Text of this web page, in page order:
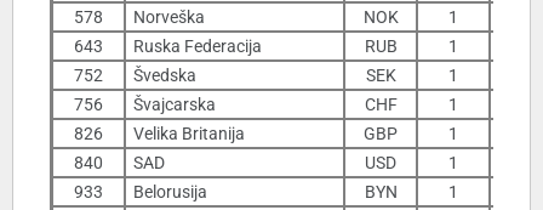
578
Norveška NOK 1
643
Ruska Federacija RUB 1
752
Švedska SEK 1
756
Švajcarska CHF 1
826
Velika Britanija GBP 1
840
SAD USD 1
933
Belorusija BYN 1